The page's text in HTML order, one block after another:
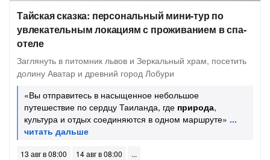
Тайская сказка: персональный мини-тур по
увлекательным локациям с проживанием в спа-
отеле
Заглянуть в питомник львов и Зеркальный храм, посетить
долину Аватар и древний город Лобури
«Вы отправитесь в насыщенное небольшое
путешествие по сердцу Таиланда, где природа,
культура и отдых соединяются в одном маршруте»
13 авг в 08:00
14 авг в 08:00